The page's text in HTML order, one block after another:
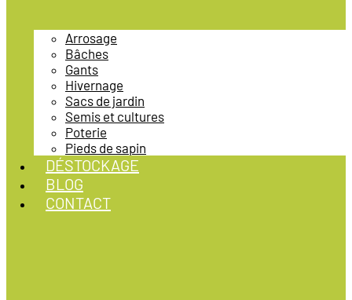
Arrosage
Bâches
Gants
Hivernage
Sacs de jardin
Semis et cultures
Poterie
Pieds de sapin
DÉSTOCKAGE
BLOG
CONTACT